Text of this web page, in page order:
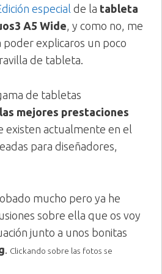
especial de la tableta
A5 Wide, y como no, me
poder explicaros un poco
de tableta.
de tabletas
las mejores prestaciones
existen actualmente en el
para diseñadores,
mucho pero ya he
sobre ella que os voy
junto a unos bonitas
Clickando sobre las fotos se